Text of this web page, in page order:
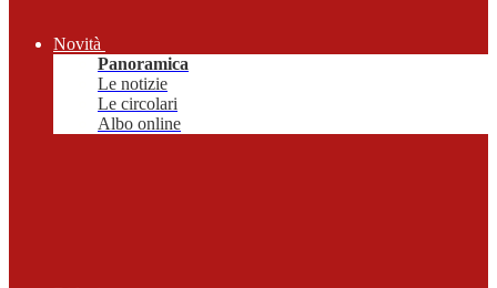
Novità
Panoramica
Le notizie
Le circolari
Albo online